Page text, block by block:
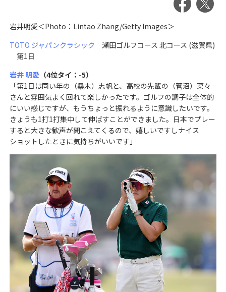
岩井明愛＜Photo：Lintao Zhang/Getty Images＞
TOTO ジャパンクラシック 瀬田ゴルフコース 北コース (滋賀県)
第1日
岩井 明愛 （4位タイ：-5）
「第1日は同い年の（桑木）志帆と、高校の先輩の（菅沼）菜々
さんと雰囲気よく回れて楽しかったです。ゴルフの調子は全体的
にいい感じですが、もうちょっと振れるように意識したいです。
きょうも1打1打集中して伸ばすことができました。日本でプレー
すると大きな歓声が聞こえてくるので、嬉しいですしナイス
ショットしたときに気持ちがいいです」